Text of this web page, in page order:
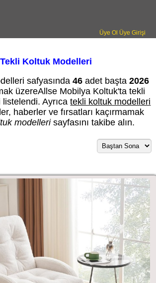
Üye Ol Üye Girişi
Tekli Koltuk Modelleri
safyasında 46adet başta 2026
üzereAllse Mobilya Koltuk'ta tekli
listelendi. Ayrıcatekli koltuk modelleri
haberler ve fırsatları kaçırmamak
modellerisayfasını takibe alın.